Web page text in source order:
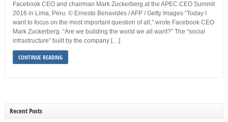
Facebook CEO and chairman Mark Zuckerberg at the APEC CEO Summit
2016 in Lima, Peru. © Ernesto Benavides / AFP / Getty Images “Today I
want to focus on the most important question of all,” wrote Facebook CEO
Mark Zuckerberg. “Are we building the world we all want?” The “social
infrastructure” built by the company […]
CONTINUE READING
Recent Posts